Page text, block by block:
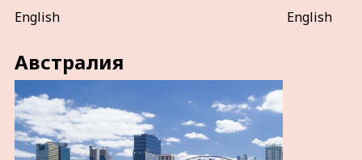
English English
Австралия